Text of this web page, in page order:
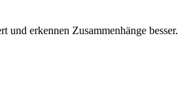
erkennen Zusammenhänge besser.